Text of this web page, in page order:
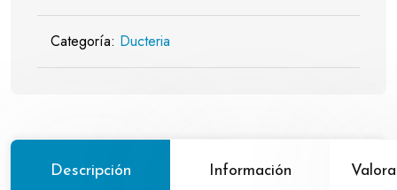
Categoría: Ducteria
Descripción
Información